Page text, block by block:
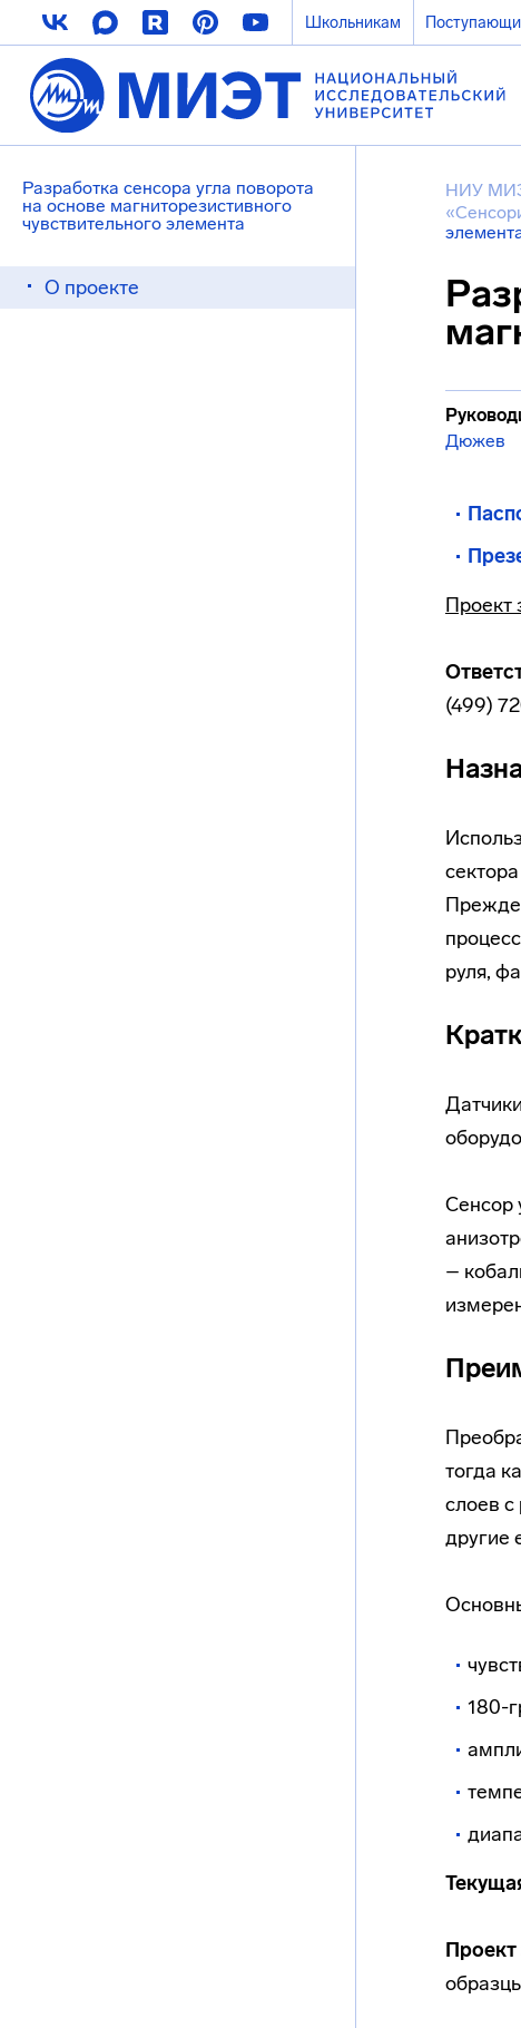
Школьникам
Разработка сенсора угла поворота
на основе магниторезистивного
чувствительного элемента
О проекте
НИУ
Дюжев
Проект
(499)
Прежде
руля,
Сенсор
–
тогда
слоев с
другие
180-
Проект